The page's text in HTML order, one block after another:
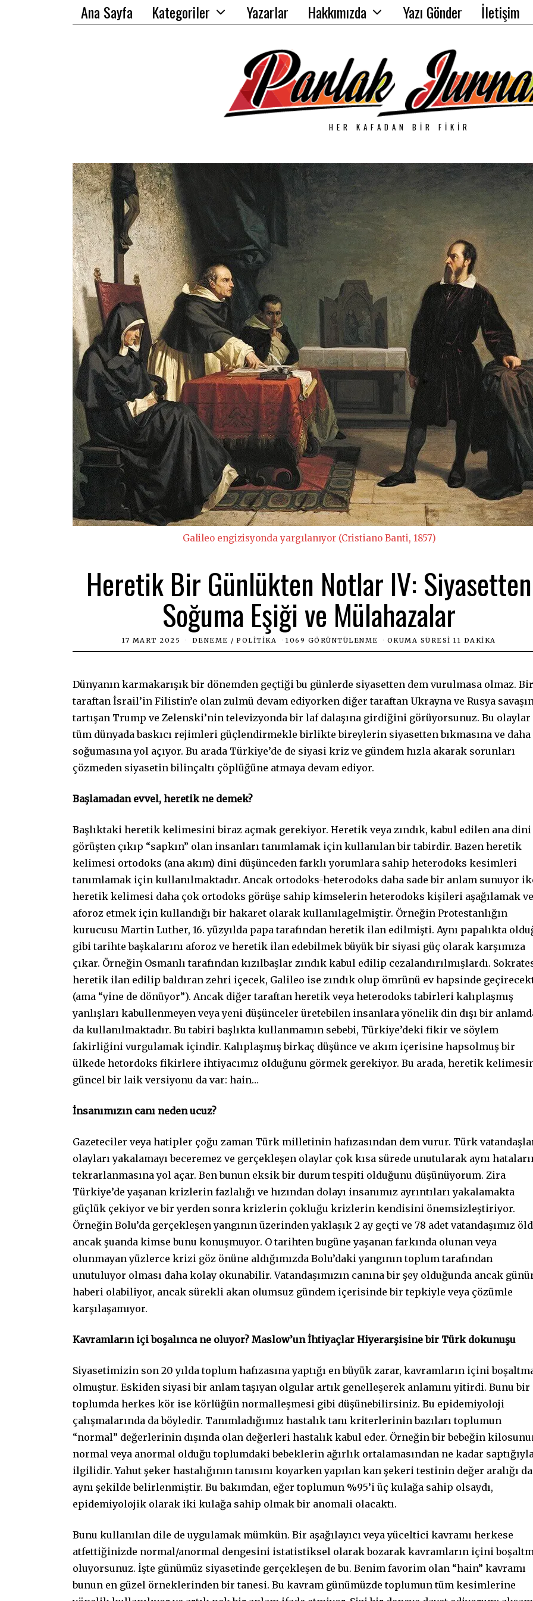
Ana Sayfa Kategoriler Yazarlar Hakkımızda Yazı Gönder İletişim
HER KAFADAN BIR FIKIR
Galileo engizisyonda yargılanıyor (Cristiano Banti, 1857)
Heretik Bir Günlükten Notlar IV: Siyasetten
Soğuma Eşiği ve Mülahazalar
17 MART 2025 DENEME / POLITIKA 1069 GÖRÜNTÜLENME OKUMA SÜRESI 11 DAKIKA
Dünyanın karmakarışık bir dönemden geçtiği bu günlerde siyasetten dem vurulmasa olmaz. Bir
taraftan İsrail’in Filistin’e olan zulmü devam ediyorken diğer taraftan Ukrayna ve Rusya
tartışan Trump ve Zelenski’nin televizyonda bir laf dalaşına girdiğini görüyorsunuz. Bu olaylar
tüm dünyada baskıcı rejimleri güçlendirmekle birlikte bireylerin siyasetten bıkmasına ve daha
soğumasına yol açıyor. Bu arada Türkiye’de de siyasi kriz ve gündem hızla akarak sorunları
çözmeden siyasetin bilinçaltı çöplüğüne atmaya devam ediyor.
Başlamadan evvel, heretik ne demek?
Başlıktaki heretik kelimesini biraz açmak gerekiyor. Heretik veya zındık, kabul edilen ana dini
görüşten çıkıp “sapkın” olan insanları tanımlamak için kullanılan bir tabirdir. Bazen heretik
kelimesi ortodoks (ana akım) dini düşünceden farklı yorumlara sahip heterodoks kesimleri
tanımlamak için kullanılmaktadır. Ancak ortodoks-heterodoks daha sade bir anlam sunuyor
heretik kelimesi daha çok ortodoks görüşe sahip kimselerin heterodoks kişileri aşağılamak
aforoz etmek için kullandığı bir hakaret olarak kullanılagelmiştir. Örneğin Protestanlığın
kurucusu Martin Luther, 16. yüzyılda papa tarafından heretik ilan edilmişti. Aynı papalıkta
gibi tarihte başkalarını aforoz ve heretik ilan edebilmek büyük bir siyasi güç olarak karşımıza
çıkar. Örneğin Osmanlı tarafından kızılbaşlar zındık kabul edilip cezalandırılmışlardı.
heretik ilan edilip baldıran zehri içecek, Galileo ise zındık olup ömrünü ev hapsinde
(ama “yine de dönüyor”). Ancak diğer taraftan heretik veya heterodoks tabirleri kalıplaşmış
yanlışları kabullenmeyen veya yeni düşünceler üretebilen insanlara yönelik din dışı bir
da kullanılmaktadır. Bu tabiri başlıkta kullanmamın sebebi, Türkiye’deki fikir ve söylem
fakirliğini vurgulamak içindir. Kalıplaşmış birkaç düşünce ve akım içerisine hapsolmuş bir
ülkede hetordoks fikirlere ihtiyacımız olduğunu görmek gerekiyor. Bu arada, heretik
güncel bir laik versiyonu da var: hain…
İnsanımızın canı neden ucuz?
Gazeteciler veya hatipler çoğu zaman Türk milletinin hafızasından dem vurur. Türk
olayları yakalamayı beceremez ve gerçekleşen olaylar çok kısa sürede unutularak aynı
tekrarlanmasına yol açar. Ben bunun eksik bir durum tespiti olduğunu düşünüyorum. Zira
Türkiye’de yaşanan krizlerin fazlalığı ve hızından dolayı insanımız ayrıntıları yakalamakta
güçlük çekiyor ve bir yerden sonra krizlerin çokluğu krizlerin kendisini önemsizleştiriyor.
Örneğin Bolu’da gerçekleşen yangının üzerinden yaklaşık 2 ay geçti ve 78 adet vatandaşımız
ancak şuanda kimse bunu konuşmuyor. O tarihten bugüne yaşanan farkında olunan veya
olunmayan yüzlerce krizi göz önüne aldığımızda Bolu’daki yangının toplum tarafından
unutuluyor olması daha kolay okunabilir. Vatandaşımızın canına bir şey olduğunda ancak
haberi olabiliyor, ancak sürekli akan olumsuz gündem içerisinde bir tepkiyle veya çözümle
karşılaşamıyor.
Kavramların içi boşalınca ne oluyor? Maslow’un İhtiyaçlar Hiyerarşisine bir Türk dokunuşu
Siyasetimizin son 20 yılda toplum hafızasına yaptığı en büyük zarar, kavramların içini
olmuştur. Eskiden siyasi bir anlam taşıyan olgular artık genelleşerek anlamını yitirdi. Bunu bir
toplumda herkes kör ise körlüğün normalleşmesi gibi düşünebilirsiniz. Bu epidemiyoloji
çalışmalarında da böyledir. Tanımladığımız hastalık tanı kriterlerinin bazıları toplumun
“normal” değerlerinin dışında olan değerleri hastalık kabul eder. Örneğin bir bebeğin
normal veya anormal olduğu toplumdaki bebeklerin ağırlık ortalamasından ne kadar
ilgilidir. Yahut şeker hastalığının tanısını koyarken yapılan kan şekeri testinin değer aralığı da
aynı şekilde belirlenmiştir. Bu bakımdan, eğer toplumun %95’i üç kulağa sahip olsaydı,
epidemiyolojik olarak iki kulağa sahip olmak bir anomali olacaktı.
Bunu kullanılan dile de uygulamak mümkün. Bir aşağılayıcı veya yüceltici kavramı herkese
atfettiğinizde normal/anormal dengesini istatistiksel olarak bozarak kavramların içini
oluyorsunuz. İşte günümüz siyasetinde gerçekleşen de bu. Benim favorim olan “hain” kavramı
bunun en güzel örneklerinden bir tanesi. Bu kavram günümüzde toplumun tüm kesimlerine